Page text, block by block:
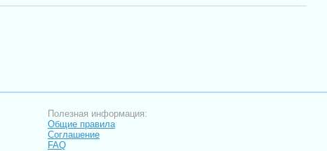
Полезная информация:
Общие правила
Соглашение
FAQ